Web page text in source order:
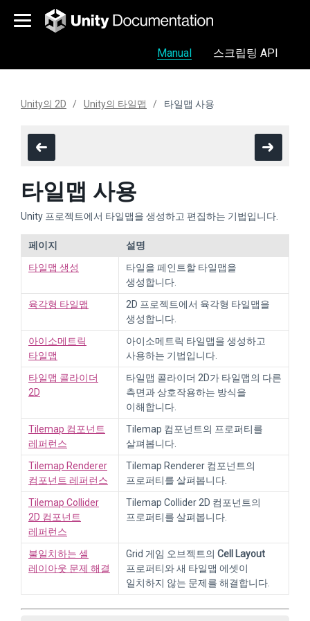
Manual 스크립팅 API
Unity의 2D Unity의 타일맵 타일맵 사용
타일맵 사용
Unity 프로젝트에서 타일맵을 생성하고 편집하는 기법입니다.
페이지
설명
타일맵 생성
타일을 페인트할 타일맵을
생성합니다.
육각형 타일맵
2D 프로젝트에서 육각형 타일맵을
생성합니다.
아이소메트릭
타일맵
아이소메트릭 타일맵을 생성하고
사용하는 기법입니다.
타일맵 콜라이더
2D
타일맵 콜라이더 2D가 타일맵의 다른
측면과 상호작용하는 방식을
이해합니다.
Tilemap 컴포넌트
레퍼런스
Tilemap 컴포넌트의 프로퍼티를
살펴봅니다.
Tilemap Renderer
컴포넌트 레퍼런스
Tilemap Renderer 컴포넌트의
프로퍼티를 살펴봅니다.
Tilemap Collider
2D 컴포넌트
레퍼런스
Tilemap Collider 2D 컴포넌트의
프로퍼티를 살펴봅니다.
불일치하는 셀
레이아웃 문제 해결
Grid 게임 오브젝트의 Cell Layout
프로퍼티와 새 타일맵 에셋이
일치하지 않는 문제를 해결합니다.